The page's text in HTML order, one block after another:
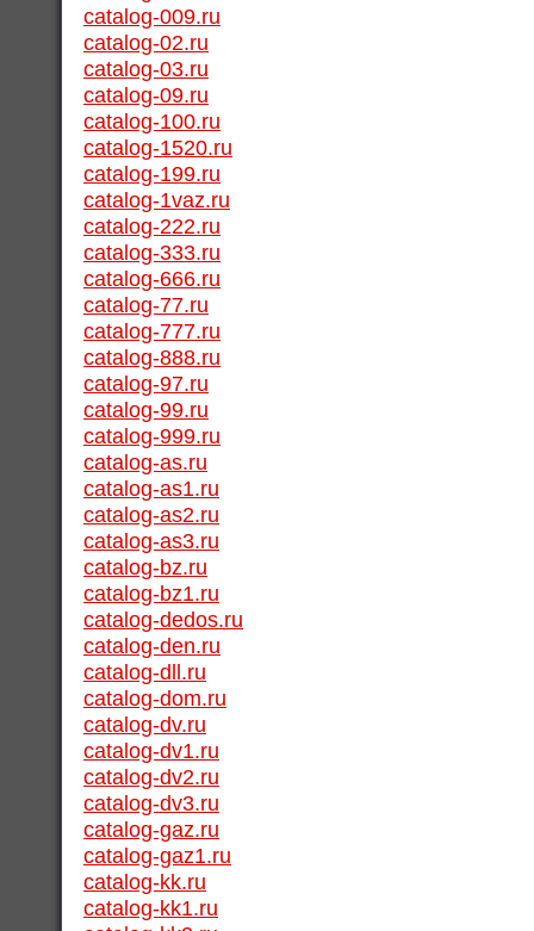
catalog-009.ru
catalog-02.ru
catalog-03.ru
catalog-09.ru
catalog-100.ru
catalog-1520.ru
catalog-199.ru
catalog-1vaz.ru
catalog-222.ru
catalog-333.ru
catalog-666.ru
catalog-77.ru
catalog-777.ru
catalog-888.ru
catalog-97.ru
catalog-99.ru
catalog-999.ru
catalog-as.ru
catalog-as1.ru
catalog-as2.ru
catalog-as3.ru
catalog-bz.ru
catalog-bz1.ru
catalog-dedos.ru
catalog-den.ru
catalog-dll.ru
catalog-dom.ru
catalog-dv.ru
catalog-dv1.ru
catalog-dv2.ru
catalog-dv3.ru
catalog-gaz.ru
catalog-gaz1.ru
catalog-kk.ru
catalog-kk1.ru